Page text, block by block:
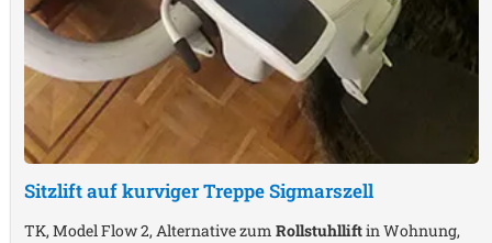
Sitzlift auf kurviger TreppeSigmarszell
TK, Model Flow 2, Alternative zum Rollstuhlliftin Wohnung,